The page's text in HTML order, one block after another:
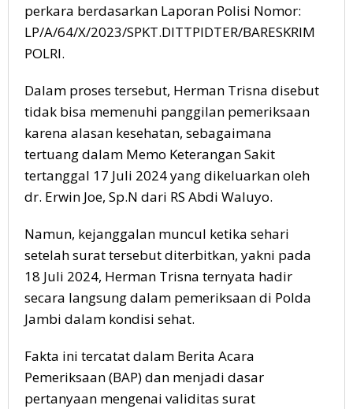
perkara berdasarkan Laporan Polisi Nomor:
LP/A/64/X/2023/SPKT.DITTPIDTER/BARESKRIM
POLRI.
Dalam proses tersebut, Herman Trisna disebut
tidak bisa memenuhi panggilan pemeriksaan
karena alasan kesehatan, sebagaimana
tertuang dalam Memo Keterangan Sakit
tertanggal 17 Juli 2024 yang dikeluarkan oleh
dr. Erwin Joe, Sp.N dari RS Abdi Waluyo.
Namun, kejanggalan muncul ketika sehari
setelah surat tersebut diterbitkan, yakni pada
18 Juli 2024, Herman Trisna ternyata hadir
secara langsung dalam pemeriksaan di Polda
Jambi dalam kondisi sehat.
Fakta ini tercatat dalam Berita Acara
Pemeriksaan (BAP) dan menjadi dasar
pertanyaan mengenai validitas surat